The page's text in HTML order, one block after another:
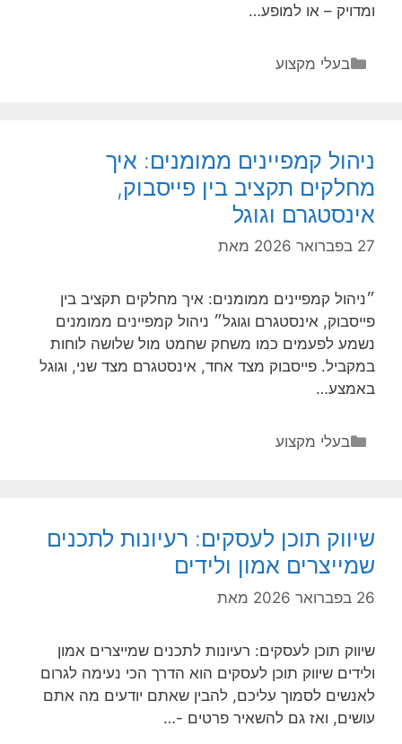
ומדויק – או למופע…
קטגוריות
בעלי מקצוע
ניהול קמפיינים ממומנים: איך
מחלקים תקציב בין פייסבוק,
אינסטגרם וגוגל
27 בפברואר 2026 מאת
״ניהול קמפיינים ממומנים: איך מחלקים תקציב בין
פייסבוק, אינסטגרם וגוגל״ ניהול קמפיינים ממומנים
נשמע לפעמים כמו משחק שחמט מול שלושה לוחות
במקביל. פייסבוק מצד אחד, אינסטגרם מצד שני, וגוגל
באמצע…
קטגוריות
בעלי מקצוע
שיווק תוכן לעסקים: רעיונות לתכנים
שמייצרים אמון ולידים
26 בפברואר 2026 מאת
שיווק תוכן לעסקים: רעיונות לתכנים שמייצרים אמון
ולידים שיווק תוכן לעסקים הוא הדרך הכי נעימה לגרום
לאנשים לסמוך עליכם, להבין שאתם יודעים מה אתם
עושים, ואז גם להשאיר פרטים -…